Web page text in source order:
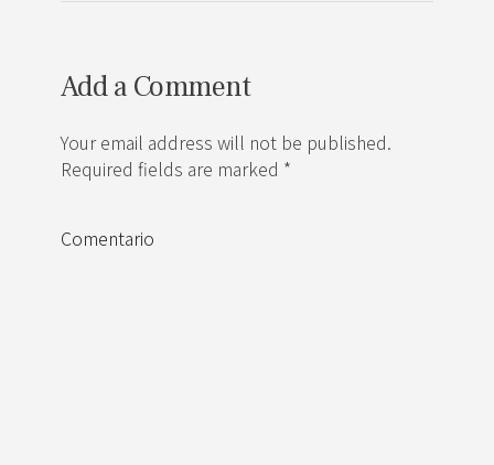
Add a Comment
Your email address will not be published.
Required fields are marked *
Comentario